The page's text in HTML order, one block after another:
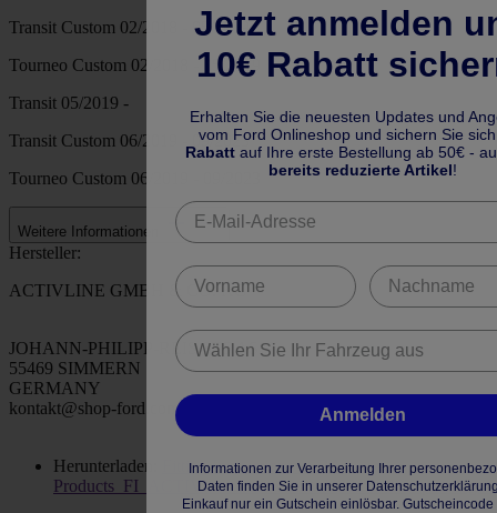
Transit Custom 02/2018 - 05/2019
Tourneo Custom 02/2018 - 05/2019
Transit 05/2019 -
Transit Custom 06/2019 - 09/2023
Tourneo Custom 06/2019 - 09/2023
Weitere Informationen
Hersteller:
ACTIVLINE GMBH & CO. KG
JOHANN-PHILIPP-REIS STRASSE
55469 SIMMERN
GERMANY
kontakt@shop-ford.com
Herunterladen:
Fitting Instructions - SBA
Jetzt anmelden
10€ Rabatt
Erhalten Sie die neuesten Updates und
vom Ford Onlineshop und sichern Sie
Rabattauf Ihre erste Bestellung ab 50€ -
bereits reduzierte Artikel!
Anmelden
Informationen zur Verarbeitung Ihrer
Daten finden Sie in unserer
Einkauf nur ein Gutschein einlösbar. Gutscheincode